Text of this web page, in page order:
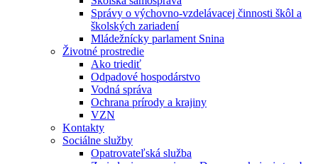
Správy o výchovno-vzdelávacej činnosti škôl a
školských zariadení
Mládežnícky parlament Snina
Životné prostredie
Ako triediť
Odpadové hospodárstvo
Vodná správa
Ochrana prírody a krajiny
VZN
Kontakty
Sociálne služby
Opatrovateľská služba